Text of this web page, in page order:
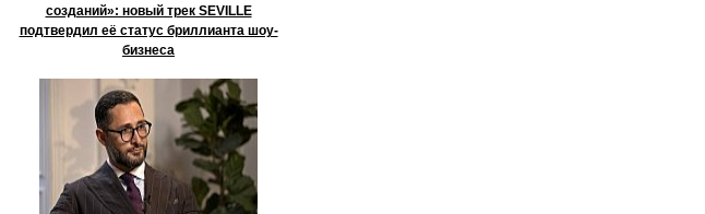
созданий»: новый трек SEVILLE
подтвердил её статус бриллианта шоу-
бизнеса